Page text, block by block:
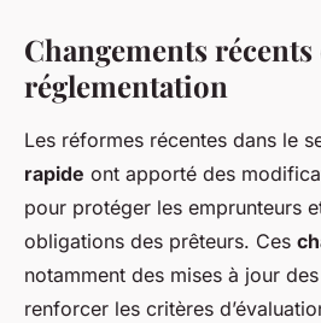
Changements récents
réglementation
Les réformes récentes dans le
rapide ont apporté des
pour protéger les emprunteurs
obligations des prêteurs. Ces
notamment des mises à jour
renforcer les critères